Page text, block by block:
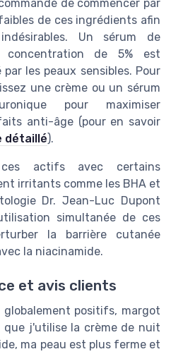
de commencer par
de ces ingrédients afin
Un sérum de
concentration de 5% est
les peaux sensibles. Pour
une crème ou un sérum
pour maximiser
anti-âge (pour en savoir
détaillé).
actifs avec certains
irritants comme les BHA et
Dr. Jean-Luc Dupont
simultanée de ces
la barrière cutanée
la niacinamide.
et avis clients
positifs, margot
que j'utilise la crème de nuit
ma peau est plus ferme et